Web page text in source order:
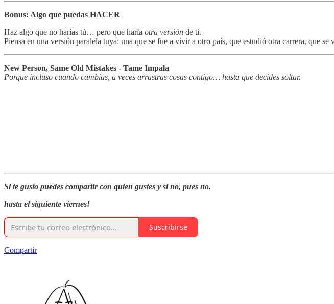
Bonus: Algo que puedas HACER
Haz algo que no harías tú… pero que haría otra versión de ti.
Piensa en una versión paralela tuya: una que se fue a vivir a otro país, que estudió otra carrera, que
New Person, Same Old Mistakes - Tame Impala
Porque incluso cuando cambias, a veces arrastras cosas contigo… hasta que decides soltar.
Si te gusto puedes compartir con quien gustes y si no, pues no.
hasta el siguiente viernes!
Suscribirse
Compartir